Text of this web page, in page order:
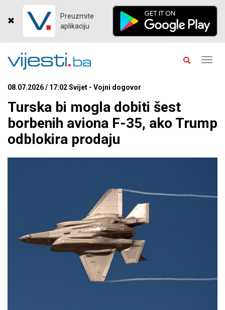
Preuzmite
aplikaciju
08.07.2026 / 17:02 Svijet - Vojni dogovor
Turska bi mogla dobiti šest
borbenih aviona F-35, ako Trump
odblokira prodaju